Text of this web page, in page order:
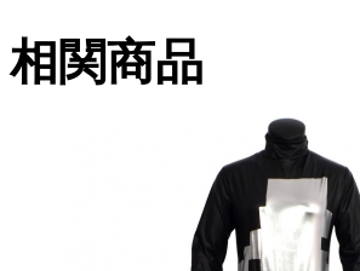
相関商品